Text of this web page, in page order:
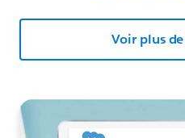
Voir plus